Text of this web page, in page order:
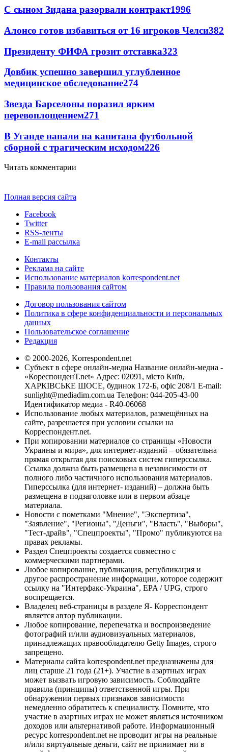
С сыном Зидана разорвали контракт1996
Алонсо готов избавиться от 16 игроков Челси382
Президенту ФИФА грозит отставка323
Довбик успешно завершил углубленное
медицинское обследование274
Звезда Барселоны поразил ярким
перевоплощением271
В Уганде напали на капитана футбольной
сборной с трагическим исходом226
Читать комментарии
Полная версия сайта
Facebook
Twitter
RSS-ленты
E-mail рассылка
Контакты
Реклама на сайте
Использование материалов korrespondent.net
Правила пользования сайтом
Договор пользования сайтом
Политика в сфере конфиденциальности и персональных
данных
Пользовательское соглашение
Редакция
© 2000-2026, Korrespondent.net
Субъект в сфере онлайн-медиа Название онлайн-медиа -
«КореспонденТ.net» Адрес: 02091, місто Київ,
ХАРКІВСЬКЕ ШОСЕ, будинок 172-Б, офіс 208/1 E-mail:
sunlight@mediadim.com.ua Телефон: 044-205-43-00
Идентификатор медиа - R40-06068
Использование любых материалов, размещённых на
сайте, разрешается при условии ссылки на
Корреспондент.net.
При копировании материалов со страницы «Новости
Украины и мира», для интернет-изданий – обязательна
прямая открытая для поисковых систем гиперссылка.
Ссылка должна быть размещена в независимости от
полного либо частичного использования материалов.
Гиперссылка (для интернет- изданий) – должна быть
размещена в подзаголовке или в первом абзаце
материала.
Новости с пометками "Мнение", "Экспертиза",
"Заявление", "Регионы", "Деньги", "Власть", "Выборы",
"Тест-драйв", "Спецпроекты", "Промо" публикуются на
правах рекламы.
Раздел Спецпроекты создается совместно с
коммерческими партнерами.
Любое копирование, публикация, републикация и
другое распространение информации, которое содержит
ссылку на "Интерфакс-Украина", EPA / UPG, строго
воспрещается.
Владелец веб-страницы в разделе Я- Корреспондент
является автор публикации.
Любое копирование, перепечатка и воспроизведение
фотографий и/или аудиовизуальных материалов,
принадлежащих правообладателю Getty Images, строго
запрещено.
Материалы сайта korrespondent.net предназначены для
лиц старше 21 года (21+). Участие в азартных играх
может вызвать игровую зависимость. Соблюдайте
правила (принципы) ответственной игры. При
обнаружении первых признаков зависимости
немедленно обратитесь к специалисту. Помните, что
участие в азартных играх не может являться источником
доходов или альтернативой работе. Информационный
ресурс korrespondent.net не проводит игры на реальные
и/или виртуальные деньги, сайт не принимает ни в